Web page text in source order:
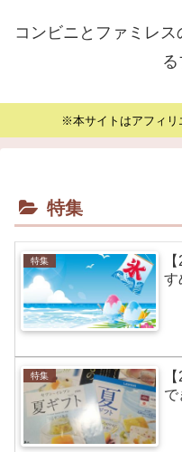
コンビニとファミレ
※本サイトはアフィリ
特集
特集
す
特集
で